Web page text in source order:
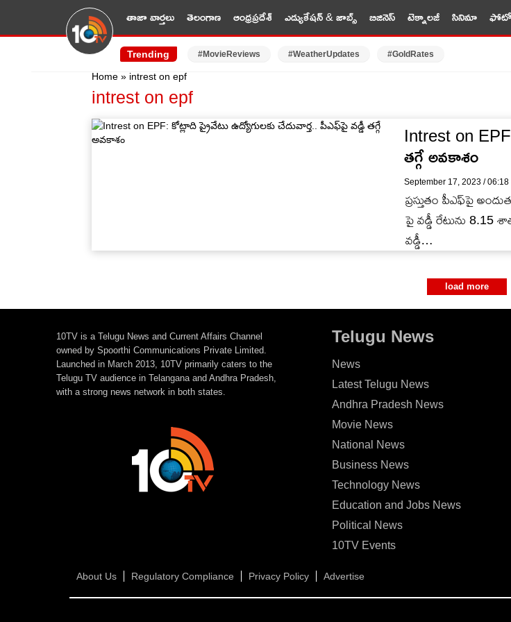
తాజా వార్తలు తెలంగాణ ఆంధ్రప్రదేశ్ ఎడ్యుకేషన్ & జాబ్స్ బిజినెస్ టెక్నాలజీ సినిమా
Trending #MovieReviews #WeatherUpdates #GoldRates
Home » intrest on epf
intrest on epf
Intrest on
తగ్గే అవకాశం
September 17, 2023 / 06:18
ప్రస్తుతం పీఎఫ్‌పై
పై వడ్డీ రేటును 8.15
వడ్డీ…
load more
10TV is a Telugu News and Current Affairs Channel
owned by Spoorthi Communications Private Limited.
Launched in March 2013, 10TV primarily caters to the
Telugu TV audience in Telangana and Andhra Pradesh,
with a strong news network in both states.
Telugu News
News
Latest Telugu News
Andhra Pradesh News
Movie News
National News
Business News
Technology News
Education and Jobs News
Political News
10TV Events
About Us Regulatory Compliance Privacy Policy Advertise